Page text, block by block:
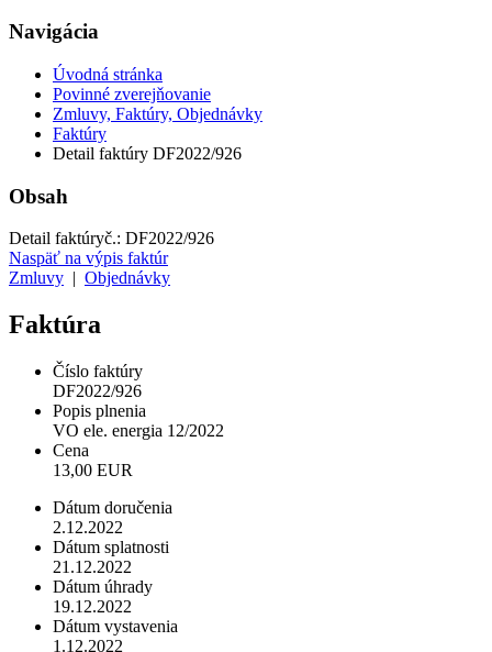
Navigácia
Úvodná stránka
Povinné zverejňovanie
Zmluvy, Faktúry, Objednávky
Faktúry
Detail faktúry DF2022/926
Obsah
Detail faktúryč.: DF2022/926
Naspäť na výpis faktúr
Zmluvy
Objednávky
Faktúra
Číslo faktúry
DF2022/926
Popis plnenia
VO ele. energia 12/2022
Cena
13,00 EUR
Dátum doručenia
2.12.2022
Dátum splatnosti
21.12.2022
Dátum úhrady
19.12.2022
Dátum vystavenia
1.12.2022